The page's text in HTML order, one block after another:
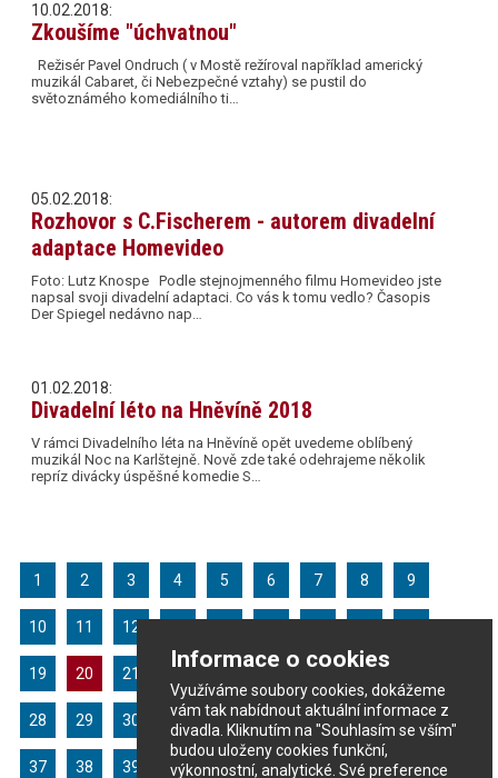
Informace o cookies
Využíváme soubory cookies, dokážeme
vám tak nabídnout aktuální informace z
divadla. Kliknutím na "Souhlasím se vším"
budou uloženy cookies funkční,
výkonnostní, analytické. Své preference
10.02.2018:
Zkoušíme "úchvatnou"
Režisér Pavel Ondruch ( v Mostě režíroval například americký
muzikál Cabaret, či Nebezpečné vztahy) se pustil do
světoznámého komediálního ti…
05.02.2018:
Rozhovor s C.Fischerem - autorem divadelní
adaptace Homevideo
Foto: Lutz Knospe Podle stejnojmenného filmu Homevideo jste
napsal svoji divadelní adaptaci. Co vás k tomu vedlo? Časopis
Der Spiegel nedávno nap…
01.02.2018:
Divadelní léto na Hněvíně 2018
V rámci Divadelního léta na Hněvíně opět uvedeme oblíbený
muzikál Noc na Karlštejně. Nově zde také odehrajeme několik
repríz divácky úspěšné komedie S…
1 2 3 4 5 6 7 8 9
10 11 12
19 20 21
28 29 30 31 32 33 34 35 36
37 38 39 40 41 42 43 44